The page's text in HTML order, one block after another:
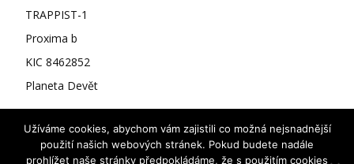
TRAPPIST-1
Proxima b
KIC 8462852
Planeta Devět
Užíváme cookies, abychom vám zajistili co možná nejsnadnější
použití našich webových stránek. Pokud budete nadále
prohlížet naše stránky předpokládáme, že s použitím cookies